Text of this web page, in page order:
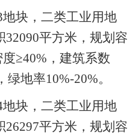
块， 二类工业用地
32090平方米，规划容
≥40% ，建筑系数
绿地率10%-20%。
块， 二类工业用地
26297平方米，规划容